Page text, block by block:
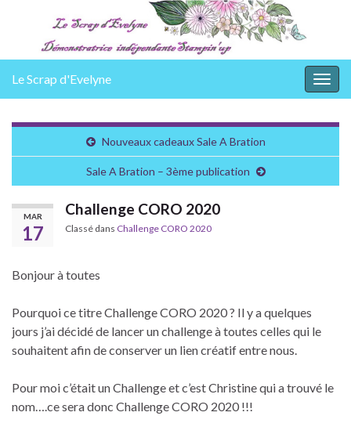
Le Scrap d'Evelyne
Nouveaux cadeaux Sale A Bration
Sale A Bration – 3ème publication
MAR
17
Challenge CORO 2020
Classé dans Challenge CORO 2020
Bonjour à toutes
Pourquoi ce titre Challenge CORO 2020 ? Il y a quelques
jours j’ai décidé de lancer un challenge à toutes celles qui le
souhaitent afin de conserver un lien créatif entre nous.
Pour moi c’était un Challenge et c’est Christine qui a trouvé le
nom….ce sera donc Challenge CORO 2020 !!!